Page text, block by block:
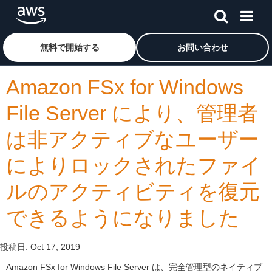
メインコンテンツに移動
アマゾン ウェブ サービスのホームページに戻るには、こ
無料で開始する お問い合わせ
Amazon FSx for Windows
File Server により、管理者
は非アクティブなユーザー
によりロックされたファイ
ルのアクティビティを復元
できるようになりました
投稿日: Oct 17, 2019
Amazon FSx for Windows File Server は、完全管理型のネイティブ